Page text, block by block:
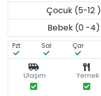
Çocuk (5-12 )
Bebek (0 -4)
Pzt Sal Çar
Ulaşım Yemek